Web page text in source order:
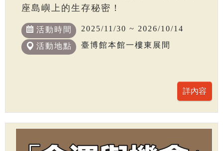
座島嶼上的生存秘密！
活動時間 2025/11/30 ~ 2026/10/14
活動地點 臺博館本館一樓東展間